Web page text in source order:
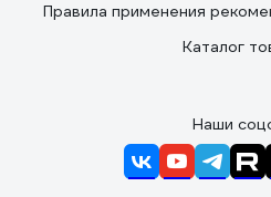
Правила применения
Каталог
Наши